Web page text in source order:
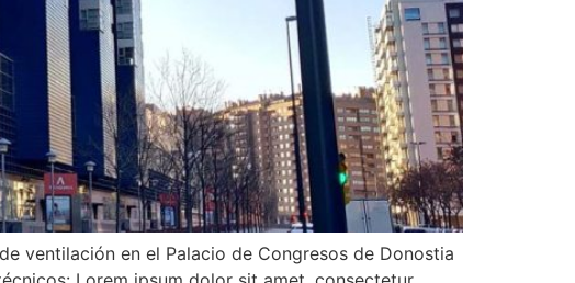
ventilación en el Palacio de Congresos de Donostia